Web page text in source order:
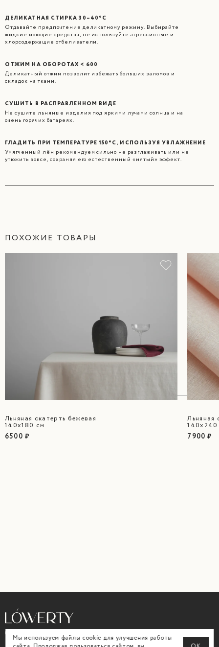
ДЕЛИКАТНАЯ СТИРКА 30–40°C
Отдавайте предпочтение деликатному режиму. Выбирайте
жидкие моющие средства, не используйте агрессивные и
хлорсодержащие отбеливатели.
ОТЖИМ НА ОБОРОТАХ < 600
Деликатный отжим позволит избежать больших заломов и
складок на ткани.
СУШИТЬ В РАСПРАВЛЕННОМ ВИДЕ
Не сушите льняные изделия под яркими лучами солнца и на
очень горячих батареях.
ГЛАДИТЬ ПРИ ТЕМПЕРАТУРЕ 150°C, ИСПОЛЬЗУЯ УВЛАЖНЕНИЕ
Умягченный лён рекомендуем сильно не разглаживать или не
утюжить вовсе, сохраняя его естественный «мятый» эффект.
ПОХОЖИЕ ТОВАРЫ
Льняная скатерть бежевая
140х180 см
6500 ₽
Льняная
7900 ₽
© All Rights Reserved. Lówerty. 2026
Мы используем файлы cookie для улучшения работы